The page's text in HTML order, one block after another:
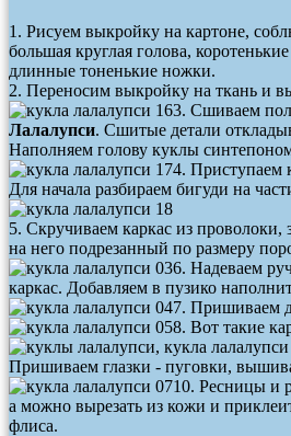
1. Рисуем выкройку на картоне,
большая круглая голова,
длинные тоненькие ножки.
2. Переносим выкройку на ткань и
3. Сшиваем
Лалалупси. Сшитые детали
Наполняем голову куклы
4. Приступаем
Для начала разбираем бигуди на
5. Скручиваем каркас из проволоки,
на него подрезанный по размеру
6. Надеваем
каркас. Добавляем в пузико
7. Пришиваем
8. Вот такие
Пришиваем глазки - пуговки,
10. Ресницы и
а можно вырезать из кожи и
флиса.